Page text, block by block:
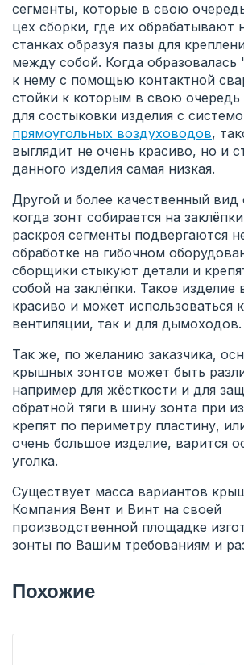
сегменты, которые в свою
цех сборки, где их обрабатывают
станках образуя пазы для
между собой. Когда
к нему с помощью контактной
стойки к которым в свою очередь
для состыковки изделия с
прямоугольных воздуховодов,
выглядит не очень красиво, но и
данного изделия самая низкая.
Другой и более качественный вид
когда зонт собирается на
раскроя сегменты подвергаются
обработке на гибочном
сборщики стыкуют детали и
собой на заклёпки. Такое изделие
красиво и может использоваться
вентиляции, так и для дымоходов.
Так же, по желанию заказчика,
крышных зонтов может быть
например для жёсткости и для
обратной тяги в шину зонта при
крепят по периметру пластину,
очень большое изделие, варится
уголка.
Существует масса вариантов
Компания Вент и Винт на своей
производственной площадке
зонты по Вашим требованиям и
Похожие